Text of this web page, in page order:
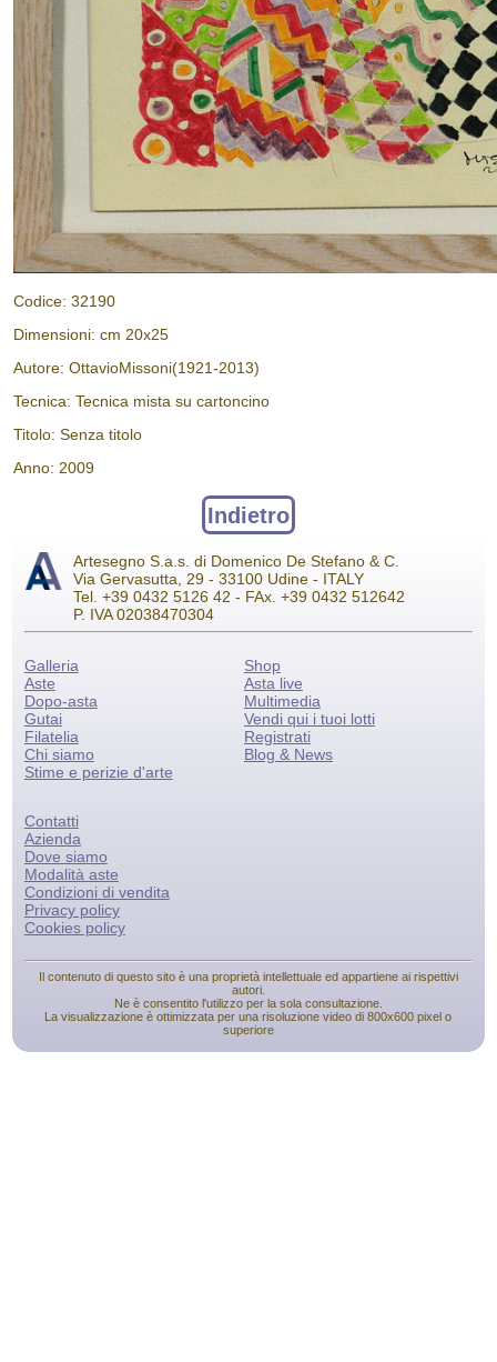
Codice: 32190
Dimensioni: cm 20x25
Autore: OttavioMissoni(1921-2013)
Tecnica: Tecnica mista su cartoncino
Titolo: Senza titolo
Anno: 2009
Indietro
Artesegno S.a.s. di Domenico De Stefano & C.
Via Gervasutta, 29 - 33100 Udine - ITALY
Tel. +39 0432 5126 42 - FAx. +39 0432 512642
P. IVA 02038470304
Galleria
Aste
Dopo-asta
Gutai
Filatelia
Chi siamo
Stime e perizie d'arte
Shop
Asta live
Multimedia
Vendi qui i tuoi lotti
Registrati
Blog & News
Contatti
Azienda
Dove siamo
Modalità aste
Condizioni di vendita
Privacy policy
Cookies policy
Il contenuto di questo sito è una proprietà intellettuale ed appartiene ai rispettivi
autori.
Ne è consentito l'utilizzo per la sola consultazione.
La visualizzazione è ottimizzata per una risoluzione video di 800x600 pixel o
superiore